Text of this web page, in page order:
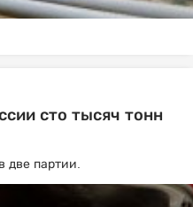
сто тысяч тонн
две партии.